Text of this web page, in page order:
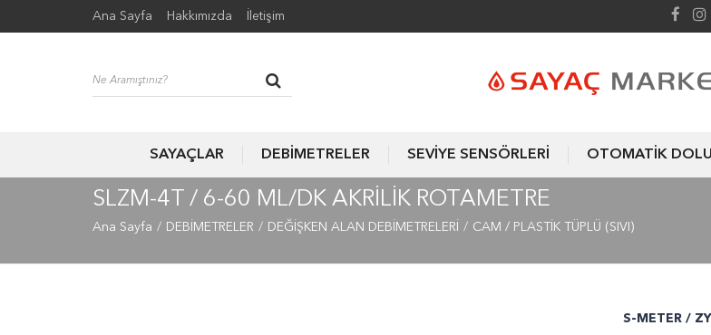
Ana Sayfa Hakkımızda İletişim
SAYAÇLAR DEBİMETRELER SEVİYE SENSÖRLERİ OTOMATİK
SLZM-4T / 6-60 ML/DK AKRILIK ROTAMETRE
Ana Sayfa DEBİMETRELER DEĞİŞKEN ALAN DEBİMETRELERİ CAM / PLASTİK TÜPLÜ (SIVI)
S-METER /